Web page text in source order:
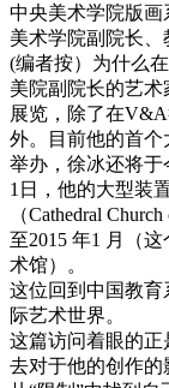
中央美术学院版画
美术学院副院长、
(编者按）为什么
美院副院长的艺
展览，除了在
外。目前他的首个
举办，徐冰还将于
1日，他的大型装
（Cathedral
至2015 年1 月（
术馆）。
这位回到中国教育
际艺术世界。
这篇访问着眼的正
去对于他的创作